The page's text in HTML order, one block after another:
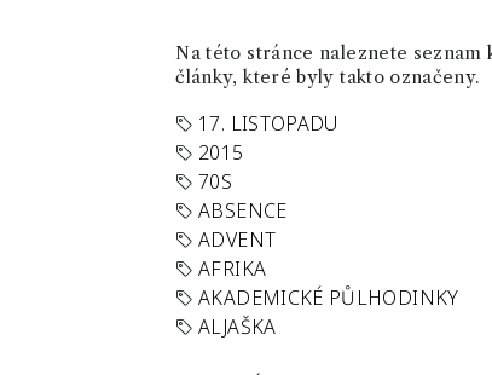
Na této stránce naleznete seznam
články, které byly takto označeny.
17. LISTOPADU
2015
70S
ABSENCE
ADVENT
AFRIKA
AKADEMICKÉ PŮLHODINKY
ALJAŠKA